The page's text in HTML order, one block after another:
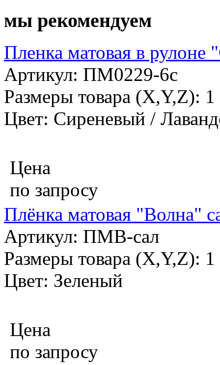
мы рекомендуем
Пленка матовая в
Артикул: ПМ0229-6с
Размеры товара (X,Y,Z):
Цвет: Сиреневый /
Цена
по запросу
Плёнка матовая "Волна"
Артикул: ПМВ-сал
Размеры товара (X,Y,Z):
Цвет: Зеленый
Цена
по запросу